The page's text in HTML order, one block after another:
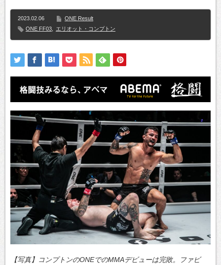
2023.02.06
ONE Result
ONE FF03
エリオット・コンプトン
【写真】コンプトンのONEでのMMAデビューは完敗。ファビ